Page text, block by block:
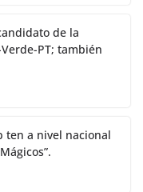
de la
PT; también
ten a nivel nacional